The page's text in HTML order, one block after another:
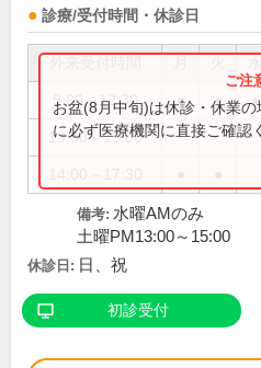
診療/受付時間・休診日
9:00～12:30 ● ● ●
13:00～15:00
お盆(8月中旬)は休診・休業
に必ず医療機関に直接ご確認
備考: 水曜AMのみ
土曜PM13:00～15:00
休診日: 日、祝
初診受付